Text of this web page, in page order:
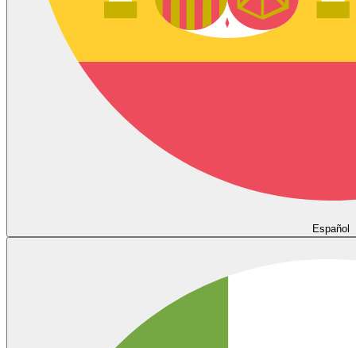
Español